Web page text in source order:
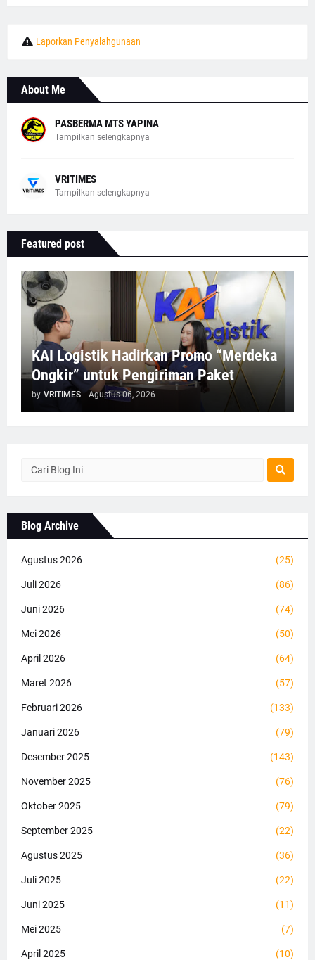
Laporkan Penyalahgunaan
About Me
PASBERMA MTS YAPINA
Tampilkan selengkapnya
VRITIMES
Tampilkan selengkapnya
Featured post
KAI Logistik Hadirkan Promo “Merdeka
Ongkir” untuk Pengiriman Paket
by VRITIMES - Agustus 06, 2026
Blog Archive
Agustus 2026 (25)
Juli 2026 (86)
Juni 2026 (74)
Mei 2026 (50)
April 2026 (64)
Maret 2026 (57)
Februari 2026 (133)
Januari 2026 (79)
Desember 2025 (143)
November 2025 (76)
Oktober 2025 (79)
September 2025 (22)
Agustus 2025 (36)
Juli 2025 (22)
Juni 2025 (11)
Mei 2025 (7)
April 2025 (10)